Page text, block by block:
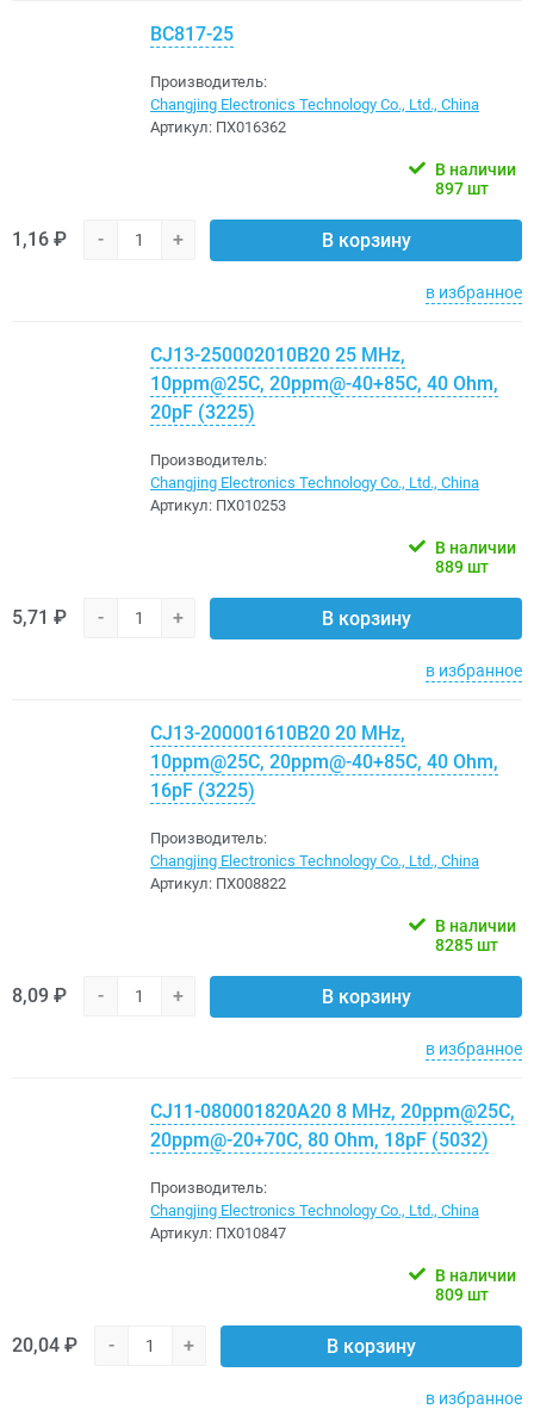
BC817-25
Производитель:
Changjing Electronics Technology Co., Ltd., China
Артикул: ПХ016362
В наличии
897 шт
1,16 ₽ - + В корзину
в избранное
CJ13-250002010B20 25 MHz,
10ppm@25C, 20ppm@-40+85C, 40 Ohm,
20pF (3225)
Производитель:
Changjing Electronics Technology Co., Ltd., China
Артикул: ПХ010253
В наличии
889 шт
5,71 ₽ - + В корзину
в избранное
CJ13-200001610B20 20 MHz,
10ppm@25C, 20ppm@-40+85C, 40 Ohm,
16pF (3225)
Производитель:
Changjing Electronics Technology Co., Ltd., China
Артикул: ПХ008822
В наличии
8285 шт
8,09 ₽ - + В корзину
в избранное
CJ11-080001820A20 8 MHz, 20ppm@25C,
20ppm@-20+70C, 80 Ohm, 18pF (5032)
Производитель:
Changjing Electronics Technology Co., Ltd., China
Артикул: ПХ010847
В наличии
809 шт
20,04 ₽ - + В корзину
в избранное